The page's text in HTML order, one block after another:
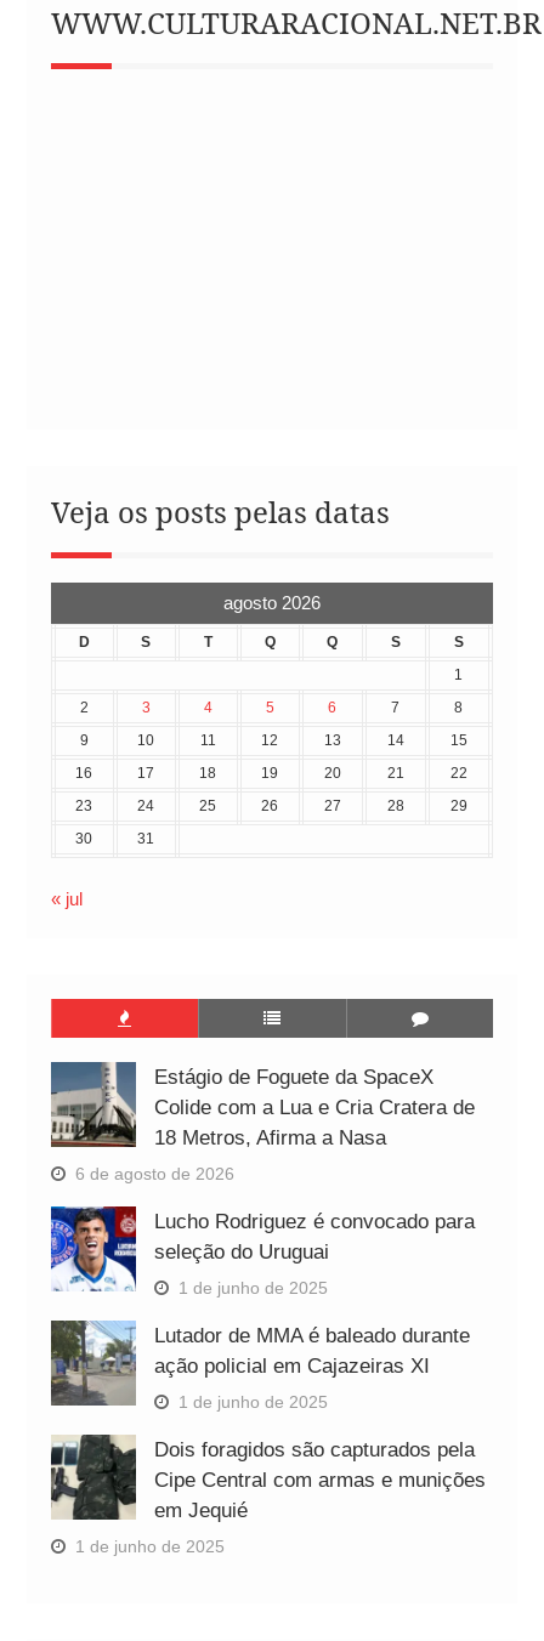
WWW.CULTURARACIONAL.NET.BR
Veja os posts pelas datas
agosto 2026
D S T Q Q S
S
1
2
3 4 5 6 7
8
9
10 11 12 13 14
15
16
17 18 19 20 21
22
23
24 25 26 27 28
29
30
31
« jul
Estágio de Foguete da SpaceX
Colide com a Lua e Cria Cratera de
18 Metros, Afirma a Nasa
6 de agosto de 2026
Lucho Rodriguez é convocado para
seleção do Uruguai
1 de junho de 2025
Lutador de MMA é baleado durante
ação policial em Cajazeiras XI
1 de junho de 2025
Dois foragidos são capturados pela
Cipe Central com armas e munições
em Jequié
1 de junho de 2025